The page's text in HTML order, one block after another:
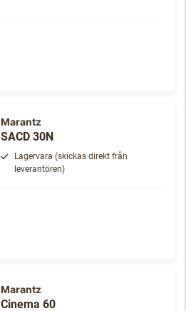
Marantz
SACD 30N
Lagervara (skickas direkt från
leverantören)
Marantz
Cinema 60